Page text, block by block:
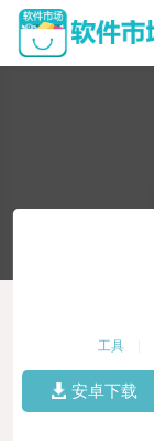
工具
安卓下载